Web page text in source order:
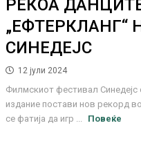
РЕКОА
„ЕФТЕРКЛАНГ“
СИНЕДЕЈС
12 јули 2024
Филмскиот фестивал Синедејс
издание постави нов рекорд
се фатија да игр ...
Повеќе